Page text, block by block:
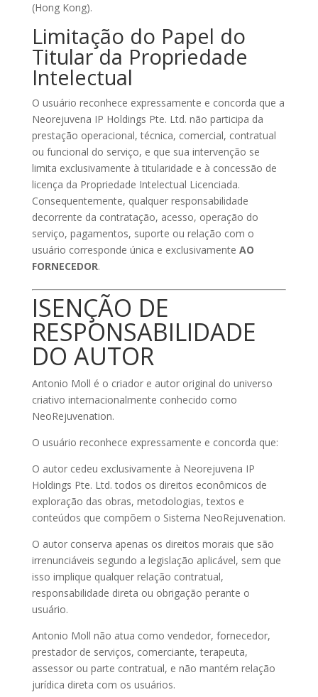
(Hong Kong).
Limitação do Papel do
Titular da Propriedade
Intelectual
O usuário reconhece expressamente e concorda que a
Neorejuvena IP Holdings Pte. Ltd. não participa da
prestação operacional, técnica, comercial, contratual
ou funcional do serviço, e que sua intervenção se
limita exclusivamente à titularidade e à concessão de
licença da Propriedade Intelectual Licenciada.
Consequentemente, qualquer responsabilidade
decorrente da contratação, acesso, operação do
serviço, pagamentos, suporte ou relação com o
usuário corresponde única e exclusivamente AO
FORNECEDOR.
ISENÇÃO DE
RESPONSABILIDADE
DO AUTOR
Antonio Moll é o criador e autor original do universo
criativo internacionalmente conhecido como
NeoRejuvenation.
O usuário reconhece expressamente e concorda que:
O autor cedeu exclusivamente à Neorejuvena IP
Holdings Pte. Ltd. todos os direitos econômicos de
exploração das obras, metodologias, textos e
conteúdos que compõem o Sistema NeoRejuvenation.
O autor conserva apenas os direitos morais que são
irrenunciáveis segundo a legislação aplicável, sem que
isso implique qualquer relação contratual,
responsabilidade direta ou obrigação perante o
usuário.
Antonio Moll não atua como vendedor, fornecedor,
prestador de serviços, comerciante, terapeuta,
assessor ou parte contratual, e não mantém relação
jurídica direta com os usuários.